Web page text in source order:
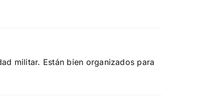
militar. Están bien organizados para